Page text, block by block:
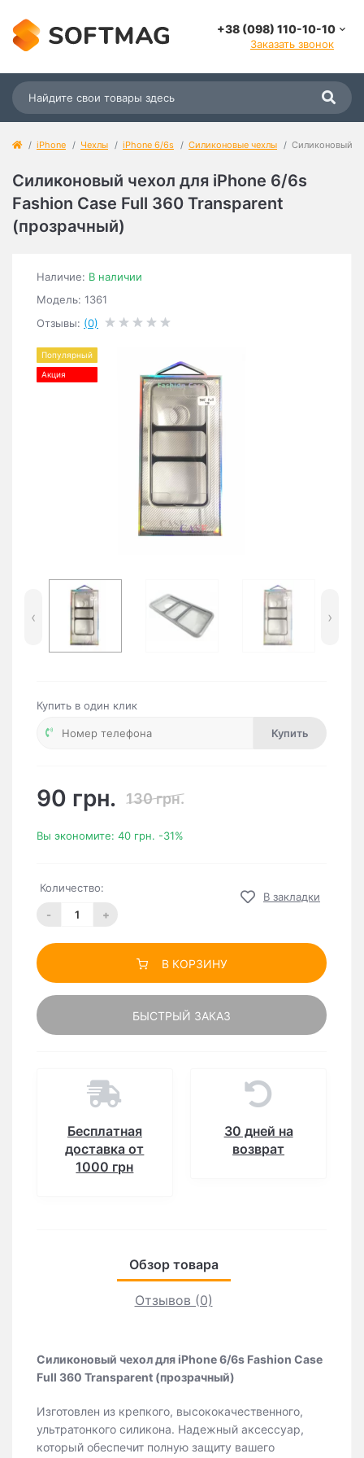
+38 (098) 110-10-10
Заказать звонок
iPhone Чехлы iPhone 6/6s Силиконовые чехлы Силиконовый
Силиконовый чехол для iPhone 6/6s
Fashion Case Full 360 Transparent
(прозрачный)
Наличие: В наличии
Модель: 1361
Отзывы: (0)
Популярный
Акция
‹ ›
Купить в один клик
Купить
90 грн. 130 грн.
Вы экономите: 40 грн. -31%
Количество:
- +
В закладки
В КОРЗИНУ
БЫСТРЫЙ ЗАКАЗ
Бесплатная
доставка от
1000 грн
30 дней на
возврат
Обзор товара
Отзывов (0)
Силиконовый чехол для iPhone 6/6s Fashion Case
Full 360 Transparent (прозрачный)
Изготовлен из крепкого, высококачественного,
ультратонкого силикона. Надежный аксессуар,
который обеспечит полную защиту вашего